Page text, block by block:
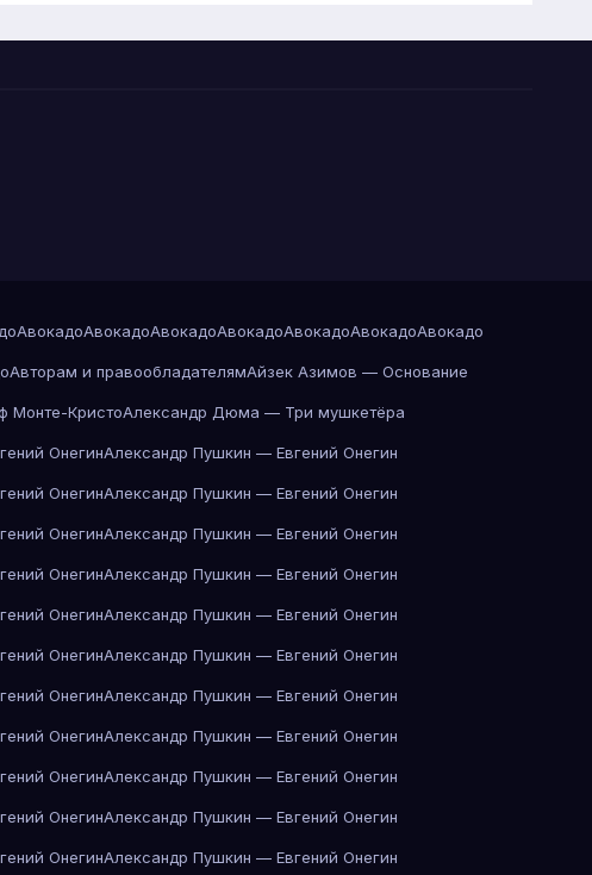
АвокадоАвокадоАвокадоАвокадоАвокадоАвокадоАвокадо
Авторам и правообладателямАйзек Азимов — Основание
Монте-КристоАлександр Дюма — Три мушкетёра
ОнегинАлександр Пушкин — Евгений Онегин
ОнегинАлександр Пушкин — Евгений Онегин
ОнегинАлександр Пушкин — Евгений Онегин
ОнегинАлександр Пушкин — Евгений Онегин
ОнегинАлександр Пушкин — Евгений Онегин
ОнегинАлександр Пушкин — Евгений Онегин
ОнегинАлександр Пушкин — Евгений Онегин
ОнегинАлександр Пушкин — Евгений Онегин
ОнегинАлександр Пушкин — Евгений Онегин
ОнегинАлександр Пушкин — Евгений Онегин
ОнегинАлександр Пушкин — Евгений Онегин